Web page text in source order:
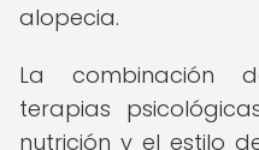
alopecia.
La combinación
terapias
nutrición y el estilo